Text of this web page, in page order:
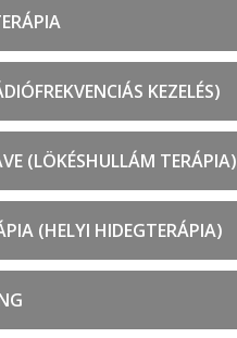
KEZELÉS)
(LÖKÉSHULLÁM TERÁPIA)
(HELYI HIDEGTERÁPIA)